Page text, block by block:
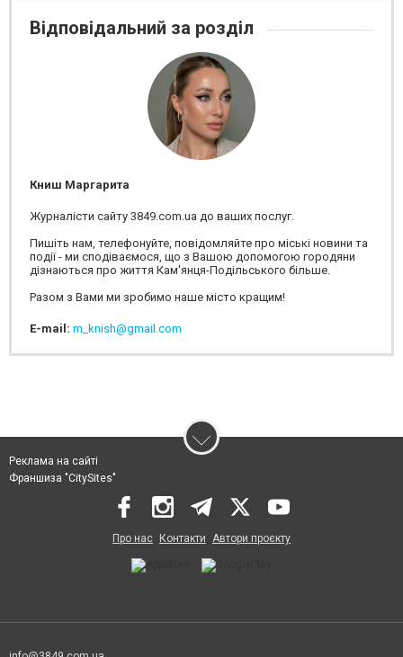
Відповідальний за розділ
Книш Маргарита
Журналісти сайту 3849.com.ua до ваших послуг.
Пишіть нам, телефонуйте, повідомляйте про міські новини та
події - ми сподіваємося, що з Вашою допомогою городяни
дізнаються про життя Кам'янця-Подільського більше.
Разом з Вами ми зробимо наше місто кращим!
E-mail: m_knish@gmail.com
Реклама на сайті
Франшиза "CitySites"
Про нас Контакти Автори проєкту